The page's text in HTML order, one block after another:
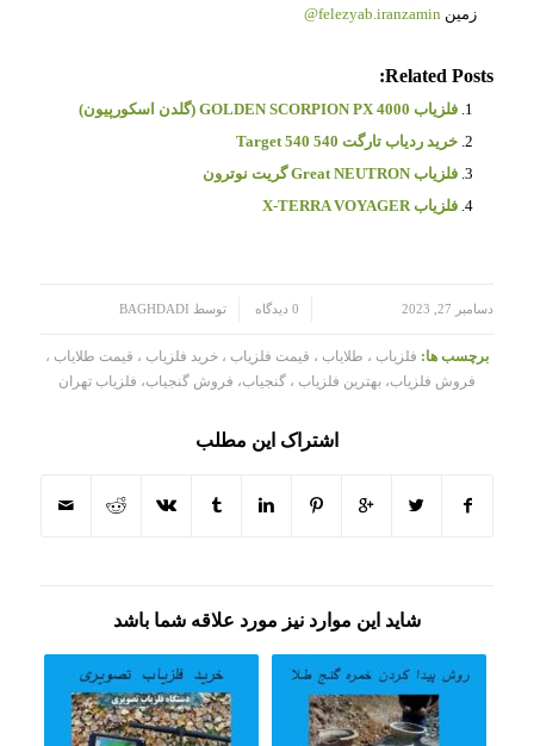
زمین felezyab.iranzamin@
Related Posts:
فلزیاب GOLDEN SCORPION PX 4000 (گلدن اسکورپیون)
خرید ردیاب تارگت Target 540 540
فلزیاب Great NEUTRON گریت نوترون
فلزیاب X-TERRA VOYAGER
دسامبر 27, 2023 0 دیدگاه توسط BAGHDADI
برچسب ها: فلزیاب ، طلایاب ، قیمت فلزیاب ، خرید فلزیاب ، قیمت طلایاب ،
فروش فلزیاب، بهترین فلزیاب ، گنجیاب، فروش گنجیاب، فلزیاب تهران
اشتراک این مطلب
شاید این موارد نیز مورد علاقه شما باشد